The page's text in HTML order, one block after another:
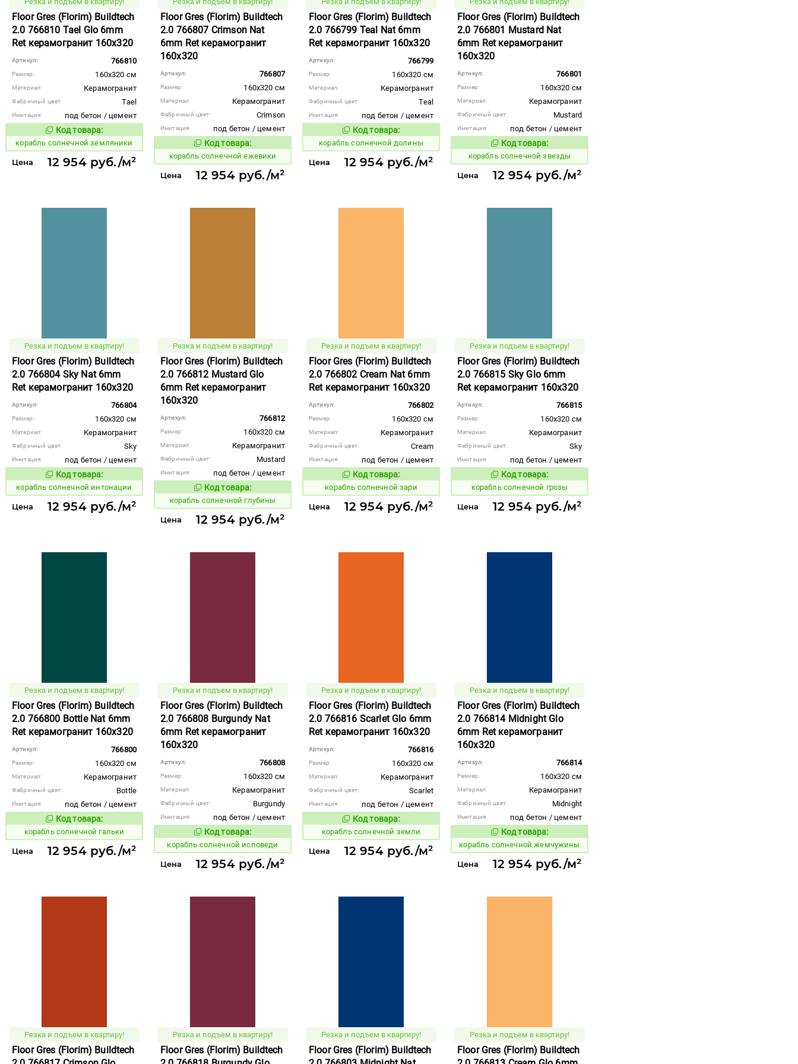
Floor Gres (Florim) Buildtech
2.0 766810 Tael Glo 6mm
Ret керамогранит 160x320
Артикул: 766810
Размер: 160x320 см
Материал: Керамогранит
Фабричный цвет: Tael
Имитация:
под бетон / цемент
Код товара:
777406 Код товара:
корабль солнечной земляники
Цена 12 954 руб./м²
Floor Gres (Florim) Buildtech
2.0 766807 Crimson Nat
6mm Ret керамогранит
160x320
Артикул: 766807
Размер: 160x320 см
Материал: Керамогранит
Фабричный цвет: Crimson
Имитация:
под бетон / цемент
Код товара:
777399 Код товара:
корабль солнечной ежевики
Цена 12 954 руб./м²
Floor Gres (Florim) Buildtech
2.0 766799 Teal Nat 6mm
Ret керамогранит 160x320
Артикул: 766799
Размер: 160x320 см
Материал: Керамогранит
Фабричный цвет: Teal
Имитация:
под бетон / цемент
Код товара:
777396 Код товара:
корабль солнечной долины
Цена 12 954 руб./м²
Floor Gres (Florim) Buildtech
2.0 766801 Mustard Nat
6mm Ret керамогранит
160x320
Артикул: 766801
Размер: 160x320 см
Материал: Керамогранит
Фабричный цвет: Mustard
Имитация:
под бетон / цемент
Код товара:
777404 Код товара:
корабль солнечной звезды
Цена 12 954 руб./м²
Резка и подъем в квартиру!
Floor Gres (Florim) Buildtech
2.0 766804 Sky Nat 6mm
Ret керамогранит 160x320
Артикул: 766804
Размер: 160x320 см
Материал: Керамогранит
Фабричный цвет: Sky
Имитация:
под бетон / цемент
Код товара:
777408 Код товара:
корабль солнечной интонации
Цена 12 954 руб./м²
Резка и подъем в квартиру!
Floor Gres (Florim) Buildtech
2.0 766812 Mustard Glo
6mm Ret керамогранит
160x320
Артикул: 766812
Размер: 160x320 см
Материал: Керамогранит
Фабричный цвет: Mustard
Имитация:
под бетон / цемент
Код товара:
777392 Код товара:
корабль солнечной глубины
Цена 12 954 руб./м²
Резка и подъем в квартиру!
Floor Gres (Florim) Buildtech
2.0 766802 Cream Nat 6mm
Ret керамогранит 160x320
Артикул: 766802
Размер: 160x320 см
Материал: Керамогранит
Фабричный цвет: Cream
Имитация:
под бетон / цемент
Код товара:
777403 Код товара:
корабль солнечной зари
Цена 12 954 руб./м²
Резка и подъем в квартиру!
Floor Gres (Florim) Buildtech
2.0 766815 Sky Glo 6mm
Ret керамогранит 160x320
Артикул: 766815
Размер: 160x320 см
Материал: Керамогранит
Фабричный цвет: Sky
Имитация:
под бетон / цемент
Код товара:
777394 Код товара:
корабль солнечной грозы
Цена 12 954 руб./м²
Резка и подъем в квартиру!
Floor Gres (Florim) Buildtech
2.0 766800 Bottle Nat 6mm
Ret керамогранит 160x320
Артикул: 766800
Размер: 160x320 см
Материал: Керамогранит
Фабричный цвет: Bottle
Имитация:
под бетон / цемент
Код товара:
777390 Код товара:
корабль солнечной гальки
Цена 12 954 руб./м²
Резка и подъем в квартиру!
Floor Gres (Florim) Buildtech
2.0 766808 Burgundy Nat
6mm Ret керамогранит
160x320
Артикул: 766808
Размер: 160x320 см
Материал: Керамогранит
Фабричный цвет: Burgundy
Имитация:
под бетон / цемент
Код товара:
777410 Код товара:
корабль солнечной исповеди
Цена 12 954 руб./м²
Резка и подъем в квартиру!
Floor Gres (Florim) Buildtech
2.0 766816 Scarlet Glo 6mm
Ret керамогранит 160x320
Артикул: 766816
Размер: 160x320 см
Материал: Керамогранит
Фабричный цвет: Scarlet
Имитация:
под бетон / цемент
Код товара:
777405 Код товара:
корабль солнечной земли
Цена 12 954 руб./м²
Резка и подъем в квартиру!
Floor Gres (Florim) Buildtech
2.0 766814 Midnight Glo
6mm Ret керамогранит
160x320
Артикул: 766814
Размер: 160x320 см
Материал: Керамогранит
Фабричный цвет: Midnight
Имитация:
под бетон / цемент
Код товара:
777401 Код товара:
корабль солнечной жемчужины
Цена 12 954 руб./м²
Резка и подъем в квартиру!
Floor Gres (Florim) Buildtech
Резка и подъем в квартиру!
Floor Gres (Florim) Buildtech
Резка и подъем в квартиру!
Floor Gres (Florim) Buildtech
Резка и подъем в квартиру!
Floor Gres (Florim) Buildtech